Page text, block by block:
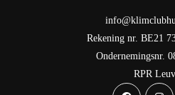
Rekening nr. BE21
Ondernemingsnr.
RPR
Opens